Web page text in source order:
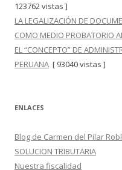
123762 vistas ]
LA LEGALIZACIÓN DE
COMO MEDIO PROBATORIO
EL “CONCEPTO” DE
PERUANA [ 93040 vistas ]
ENLACES
Blog de Carmen del Pilar
SOLUCION TRIBUTARIA
Nuestra fiscalidad